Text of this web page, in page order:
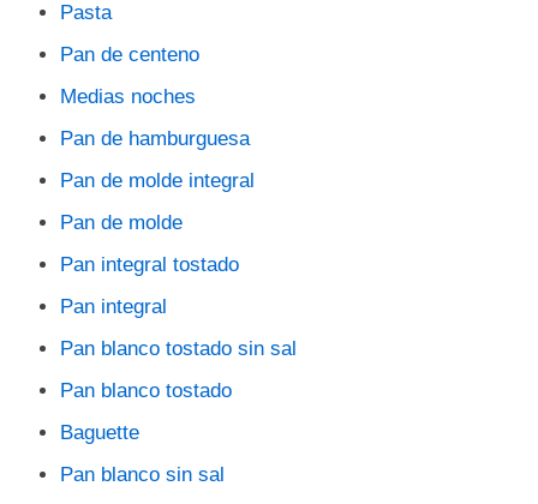
Pasta
Pan de centeno
Medias noches
Pan de hamburguesa
Pan de molde integral
Pan de molde
Pan integral tostado
Pan integral
Pan blanco tostado sin sal
Pan blanco tostado
Baguette
Pan blanco sin sal